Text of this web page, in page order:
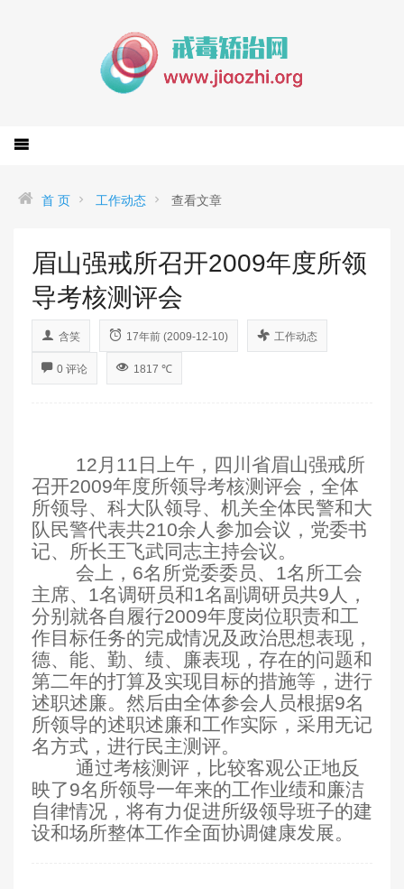
首 页 工作动态 查看文章
眉山强戒所召开2009年度所领
导考核测评会
含笑 17年前 (2009-12-10) 工作动态
0 评论 1817 ℃
12月11日 上午，四川省眉山强戒所
召开2009年度所领导考核测评会，全体
所领导、科大队领导、机关全体民警和大
队民警代表共210余人参加会议，党委书
记、所长王飞武同志主持会议。
会上，6名所党委委员、1名所工会
主席、1名调研员和1名副调研员共9人，
分别就各自履行2009年度岗位职责和工
作目标任务的完成情况及政治思想表现，
德、能、勤、绩、廉表现，存在的问题和
第二年的打算及实现目标的措施等，进行
述职述廉。然后由全体参会人员根据9名
所领导的述职述廉和工作实际，采用无记
名方式，进行民主测评。
通过考核测评，比较客观公正地反
映了9名所领导一年来的工作业绩和廉洁
自律情况，将有力促进所级领导班子的建
设和场所整体工作全面协调健康发展。